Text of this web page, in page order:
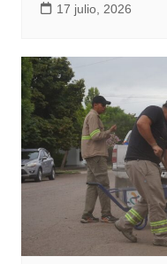
17 julio, 2026